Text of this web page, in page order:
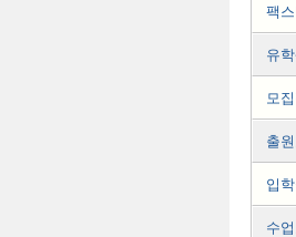
팩
유
모
출
입
수